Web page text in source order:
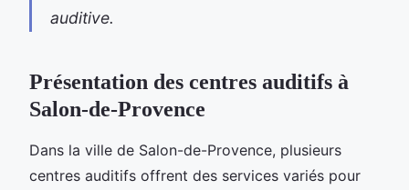
auditive.
Présentation des centres auditifs à
Salon-de-Provence
Dans la ville de Salon-de-Provence, plusieurs
centres auditifs offrent des services variés pour